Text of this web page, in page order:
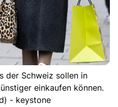
der Schweiz sollen in
einkaufen können.
- keystone